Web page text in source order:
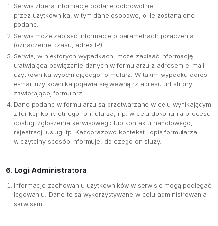
Serwis zbiera informacje podane dobrowolnie
przez użytkownika, w tym dane osobowe, o ile zostaną one
podane.
Serwis może zapisać informacje o parametrach połączenia
(oznaczenie czasu, adres IP).
Serwis, w niektórych wypadkach, może zapisać informację
ułatwiającą powiązanie danych w formularzu z adresem e-mail
użytkownika wypełniającego formularz. W takim wypadku adres
e-mail użytkownika pojawia się wewnątrz adresu url strony
zawierającej formularz.
Dane podane w formularzu są przetwarzane w celu wynikającym
z funkcji konkretnego formularza, np. w celu dokonania procesu
obsługi zgłoszenia serwisowego lub kontaktu handlowego,
rejestracji usług itp. Każdorazowo kontekst i opis formularza
w czytelny sposób informuje, do czego on służy.
6. Logi Administratora
Informacje zachowaniu użytkowników w serwisie mogą podlegać
logowaniu. Dane te są wykorzystywane w celu administrowania
serwisem.